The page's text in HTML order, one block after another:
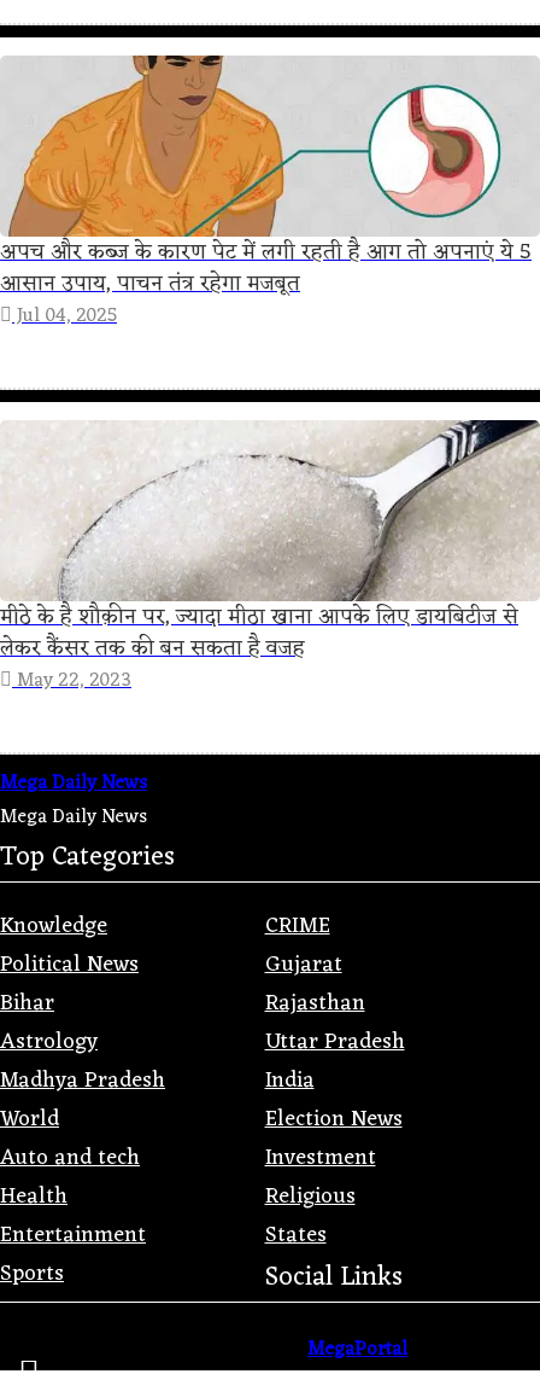
अपच और कब्ज के कारण पेट में लगी रहती है आग तो अपनाएं ये 5
आसान उपाय, पाचन तंत्र रहेगा मजबूत
Jul 04, 2025
मीठे के है शौक़ीन पर, ज्यादा मीठा खाना आपके लिए डायबिटीज से
लेकर कैंसर तक की बन सकता है वजह
May 22, 2023
Mega Daily News
Mega Daily News
Top Categories
Knowledge
CRIME
Political News
Gujarat
Bihar
Rajasthan
Astrology
Uttar Pradesh
Madhya Pradesh
India
World
Election News
Auto and tech
Investment
Health
Religious
Entertainment
States
Sports
Social Links
MegaPortal